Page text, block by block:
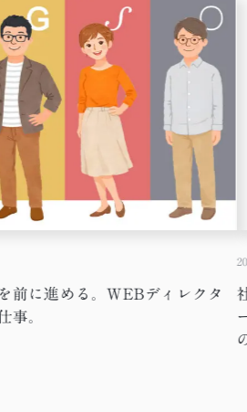
前に進める。WEBディレクタ
事。